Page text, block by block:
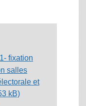
fixation
salles
et
kB)